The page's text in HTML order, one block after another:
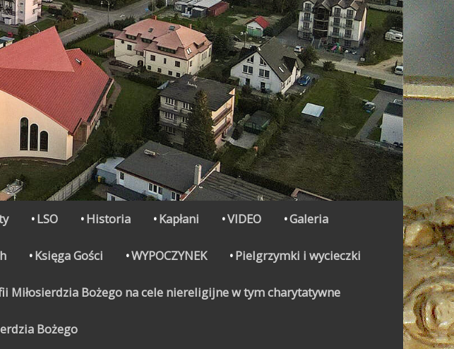
LSO Historia Kapłani VIDEO Galeria
Księga Gości WYPOCZYNEK Pielgrzymki i wycieczki
Miłosierdzia Bożego na cele niereligijne w tym charytatywne
Bożego